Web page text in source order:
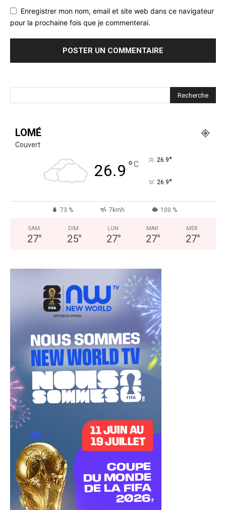
Enregistrer mon nom, email et site web dans ce navigateur
pour la prochaine fois que je commenterai.
LOMÉ
Couvert
26.9 °C 26.9°
26.9°
73 % 7kmh 100 %
SAM
27°
DIM
25°
LUN
27°
MAR
27°
MER
27°